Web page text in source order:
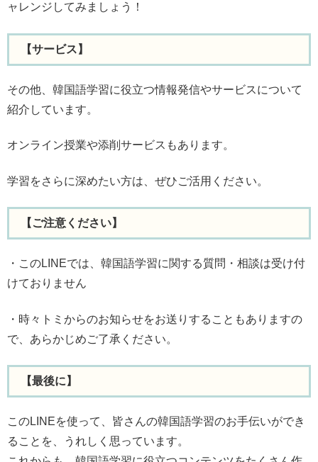
ャレンジしてみましょう！
【サービス】
その他、韓国語学習に役立つ情報発信やサービスについて
紹介しています。
オンライン授業や添削サービスもあります。
学習をさらに深めたい方は、ぜひご活用ください。
【ご注意ください】
・このLINEでは、韓国語学習に関する質問・相談は受け付
けておりません
・時々トミからのお知らせをお送りすることもありますの
で、あらかじめご了承ください。
【最後に】
このLINEを使って、皆さんの韓国語学習のお手伝いができ
ることを、うれしく思っています。